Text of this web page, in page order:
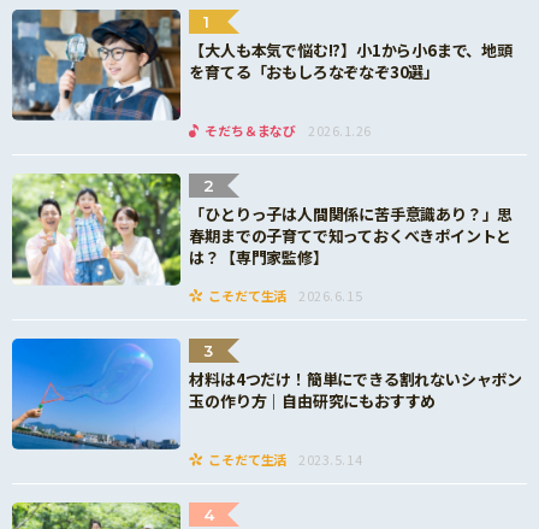
1
【大人も本気で悩む!?】小1から小6まで、地頭
を育てる「おもしろなぞなぞ30選」
そだち＆まなび 2026.1.26
2
「ひとりっ子は人間関係に苦手意識あり？」思
春期までの子育てで知っておくべきポイントと
は？【専門家監修】
こそだて生活 2026.6.15
3
材料は4つだけ！簡単にできる割れないシャボン
玉の作り方｜自由研究にもおすすめ
こそだて生活 2023.5.14
4